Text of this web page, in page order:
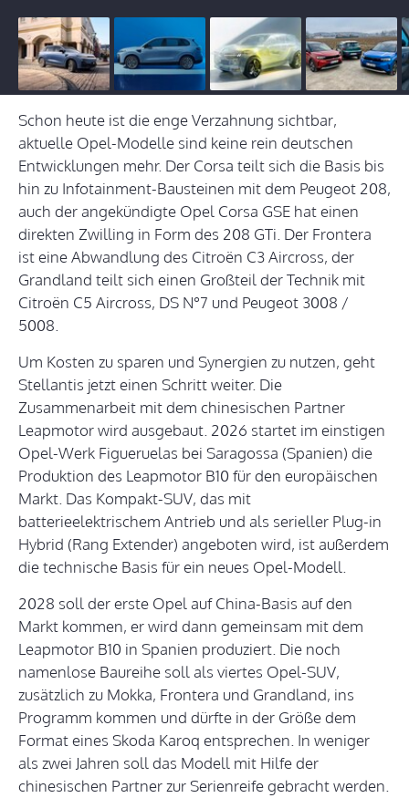
Schon heute ist die enge Verzahnung sichtbar,
aktuelle Opel-Modelle sind keine rein deutschen
Entwicklungen mehr. Der Corsa teilt sich die Basis bis
hin zu Infotainment-Bausteinen mit dem Peugeot 208,
auch der angekündigte Opel Corsa GSE hat einen
direkten Zwilling in Form des 208 GTi. Der Frontera
ist eine Abwandlung des Citroën C3 Aircross, der
Grandland teilt sich einen Großteil der Technik mit
Citroën C5 Aircross, DS N°7 und Peugeot 3008 /
5008.
Um Kosten zu sparen und Synergien zu nutzen, geht
Stellantis jetzt einen Schritt weiter. Die
Zusammenarbeit mit dem chinesischen Partner
Leapmotor wird ausgebaut. 2026 startet im einstigen
Opel-Werk Figueruelas bei Saragossa (Spanien) die
Produktion des Leapmotor B10 für den europäischen
Markt. Das Kompakt-SUV, das mit
batterieelektrischem Antrieb und als serieller Plug-in
Hybrid (Rang Extender) angeboten wird, ist außerdem
die technische Basis für ein neues Opel-Modell.
2028 soll der erste Opel auf China-Basis auf den
Markt kommen, er wird dann gemeinsam mit dem
Leapmotor B10 in Spanien produziert. Die noch
namenlose Baureihe soll als viertes Opel-SUV,
zusätzlich zu Mokka, Frontera und Grandland, ins
Programm kommen und dürfte in der Größe dem
Format eines Skoda Karoq entsprechen. In weniger
als zwei Jahren soll das Modell mit Hilfe der
chinesischen Partner zur Serienreife gebracht werden.